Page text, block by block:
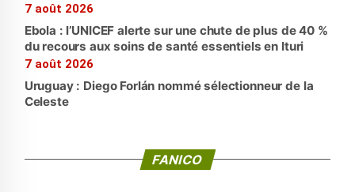
7 août 2026
Ebola : l’UNICEF alerte sur une chute de plus de 40 %
du recours aux soins de santé essentiels en Ituri
7 août 2026
Uruguay : Diego Forlán nommé sélectionneur de la
Celeste
FANICO